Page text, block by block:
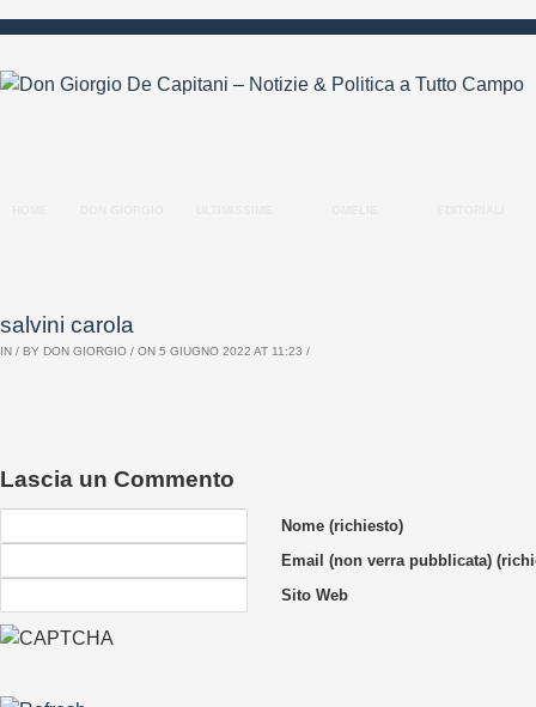
salvini carola
IN / BY DON GIORGIO / ON 5 GIUGNO 2022 AT 11:23 /
Lascia un Commento
Nome (richiesto)
Email (non verra pubblicata)
Sito Web